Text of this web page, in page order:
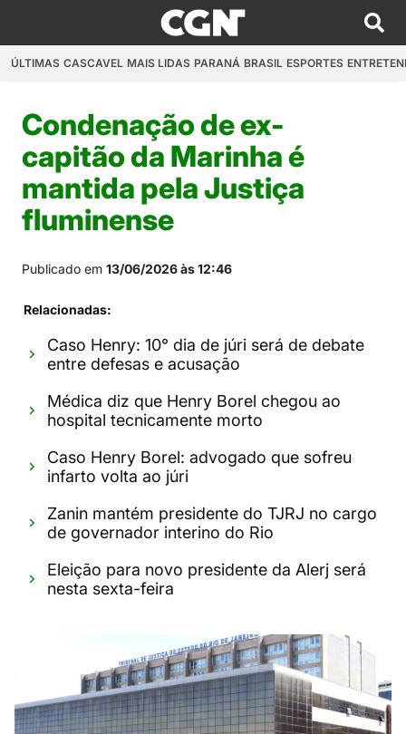
ÚLTIMAS CASCAVEL MAIS LIDAS PARANÁ BRASIL ESPORTES
Condenação de ex-
capitão da Marinha é
mantida pela Justiça
fluminense
Publicado em 13/06/2026 às 12:46
Relacionadas:
Caso Henry: 10° dia de júri será de debate
entre defesas e acusação
Médica diz que Henry Borel chegou ao
hospital tecnicamente morto
Caso Henry Borel: advogado que sofreu
infarto volta ao júri
Zanin mantém presidente do TJRJ no cargo
de governador interino do Rio
Eleição para novo presidente da Alerj será
nesta sexta-feira